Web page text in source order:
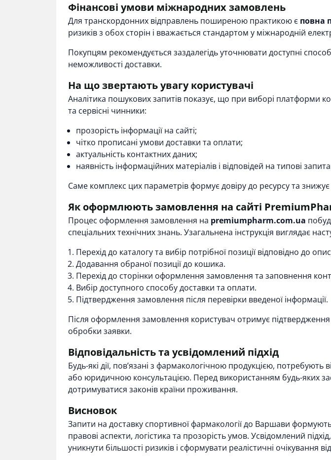
Фінансові умови міжнародних замовлень
Для транскордонних відправлень поширеною практикою є повна
ризиків з обох сторін і вважається стандартом у міжнародній
Покупцям рекомендується заздалегідь уточнювати доступні
неможливості доставки.
На що звертають увагу користувачі
Аналітика пошукових запитів показує, що при виборі платформи
та сервісні чинники:
прозорість інформації на сайті;
чітко прописані умови доставки та оплати;
актуальність контактних даних;
наявність інформаційних матеріалів і відповідей на типові
Саме комплекс цих параметрів формує довіру до ресурсу та знижує
Як оформлюють замовлення на сайті
Процес оформлення замовлення на premiumpharm.com.ua
спеціальних технічних знань. Узагальнена інструкція виглядає
Перехід до каталогу та вибір потрібної позиції відповідно до
Додавання обраної позиції до кошика.
Перехід до сторінки оформлення замовлення та заповнення
Вибір доступного способу доставки та оплати.
Підтвердження замовлення після перевірки введеної інформації.
Після оформлення замовлення користувач отримує
обробки заявки.
Відповідальність та усвідомлений підхід
Будь-які дії, пов’язані з фармакологічною продукцією,
або юридичною консультацією. Перед використанням будь-яких
дотримуватися законів країни проживання.
Висновок
Запити на доставку спортивної фармакології до Варшави
правові аспекти, логістика та прозорість умов. Усвідомлений
уникнути більшості ризиків і сформувати реалістичні очікування